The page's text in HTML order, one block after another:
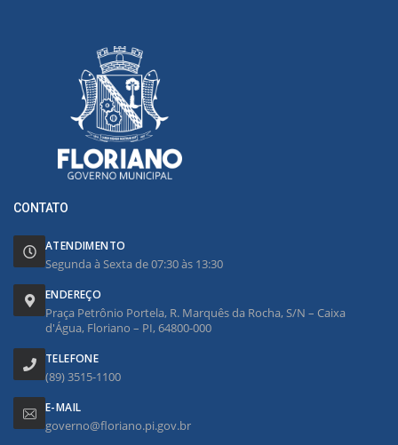
CONTATO
ATENDIMENTO
Segunda à Sexta de 07:30 às 13:30
ENDEREÇO
Praça Petrônio Portela, R. Marquês da Rocha, S/N – Caixa
d'Água, Floriano – PI, 64800-000
TELEFONE
(89) 3515-1100
E-MAIL
governo@floriano.pi.gov.br